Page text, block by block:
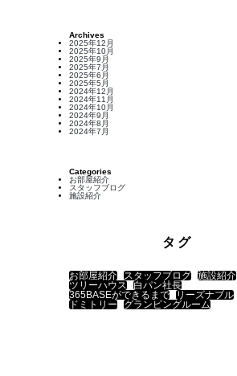
Archives
2025年12月
2025年10月
2025年9月
2025年7月
2025年6月
2025年5月
2024年12月
2024年11月
2024年10月
2024年9月
2024年8月
2024年7月
Categories
お部屋紹介
スタッフブログ
施設紹介
タグ
お部屋紹介 スタッフブログ 施設紹介
ツリーハウス 白パン社長
365BASEができるまで リーズナブル
ドミトリー グランピングルーム